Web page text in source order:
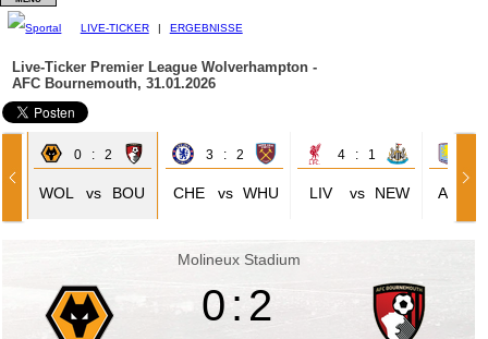
LIVE-TICKER | ERGEBNISSE
Live-Ticker Premier League Wolverhampton -
AFC Bournemouth, 31.01.2026
0 : 2
WOL vs BOU
3 : 2
CHE vs WHU
4 : 1
LIV vs NEW ASV
Molineux Stadium
0:2